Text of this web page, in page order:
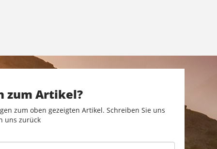
zum Artikel?
zum oben gezeigten Artikel. Schreiben Sie uns
uns zurück